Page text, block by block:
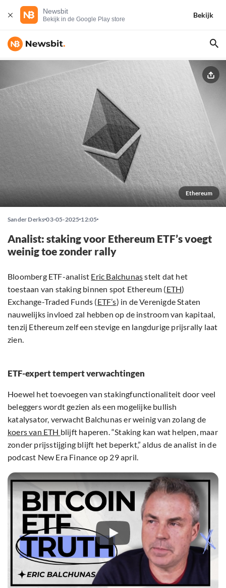
Newsbit
Bekijk in de Google Play store
Bekijk
Ethereum
Sander Derks 03-05-2025 12:05
Analist: staking voor Ethereum ETF’s voegt
weinig toe zonder rally
Bloomberg ETF-analist Eric Balchunasstelt dat het
toestaan van staking binnen spot Ethereum (ETH)
Exchange-Traded Funds (ETF’s) in de Verenigde Staten
nauwelijks invloed zal hebben op de instroom van kapitaal,
tenzij Ethereum zelf een stevige en langdurige prijsrally laat
zien.
ETF-expert tempert verwachtingen
Hoewel het toevoegen van stakingfunctionaliteit door veel
beleggers wordt gezien als een mogelijke bullish
katalysator, verwacht Balchunas er weinig van zolang de
koers van ETH blijft haperen. “Staking kan wat helpen, maar
zonder prijsstijging blijft het beperkt,” aldus de analist in de
podcast New Era Finance op 29 april.